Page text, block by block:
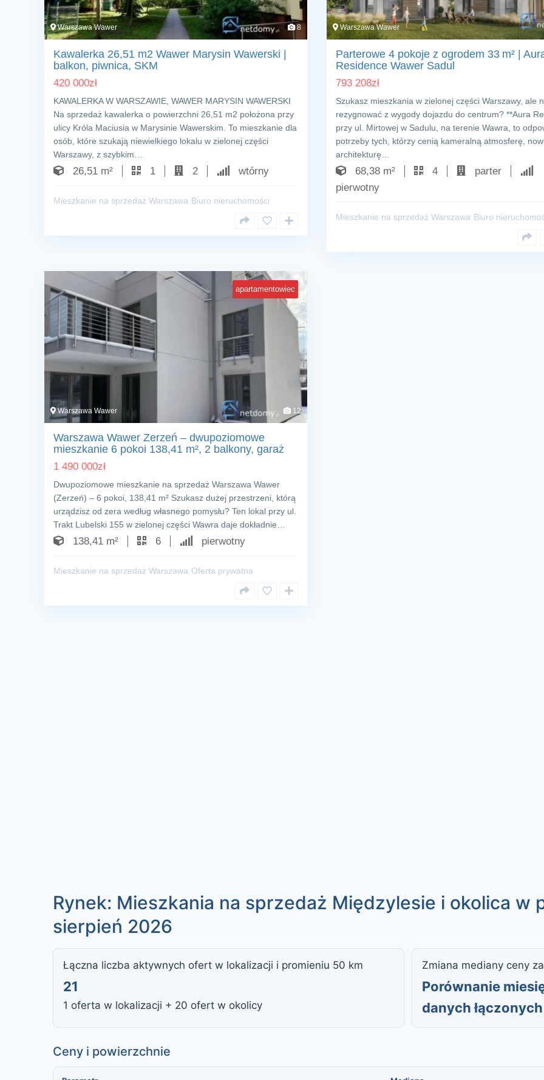
Warszawa Wawer 8
Kawalerka 26,51 m2 Wawer Marysin Wawerski |
balkon, piwnica, SKM
420 000zł
KAWALERKA W WARSZAWIE, WAWER MARYSIN WAWERSKI
Na sprzedaż kawalerka o powierzchni 26,51 m2 położona przy
ulicy Króla Maciusia w Marysinie Wawerskim. To mieszkanie dla
osób, które szukają niewielkiego lokalu w zielonej części
Warszawy, z szybkim…
26,51 m² 1 2 wtórny
Mieszkanie na sprzedaż Warszawa Biuro nieruchomości
Warszawa Wawer
Parterowe 4 pokoje z ogrodem 33 m² |
Residence Wawer Sadul
793 208zł
Szukasz mieszkania w zielonej części Warszawy, ale
rezygnować z wygody dojazdu do centrum? **Aura
przy ul. Mirtowej w Sadulu, na terenie Wawra, to
potrzeby tych, którzy cenią kameralną atmosferę,
architekturę…
68,38 m² 4
parter
pierwotny
Mieszkanie na sprzedaż Warszawa Biuro
apartamentowiec
Warszawa Wawer 12
Warszawa Wawer Zerzeń – dwupoziomowe
mieszkanie 6 pokoi 138,41 m², 2 balkony, garaż
1 490 000zł
Dwupoziomowe mieszkanie na sprzedaż Warszawa Wawer
(Zerzeń) – 6 pokoi, 138,41 m² Szukasz dużej przestrzeni, którą
urządzisz od zera według własnego pomysłu? Ten lokal przy ul.
Trakt Lubelski 155 w zielonej części Wawra daje dokładnie…
138,41 m² 6 pierwotny
Mieszkanie na sprzedaż Warszawa Oferta prywatna
Rynek: Mieszkania na sprzedaż Międzylesie i okolica w
sierpień 2026
Łączna liczba aktywnych ofert w lokalizacji i promieniu 50 km
21
1 oferta w lokalizacji + 20 ofert w okolicy
Zmiana mediany ceny
Porównanie
danych
Ceny i powierzchnie